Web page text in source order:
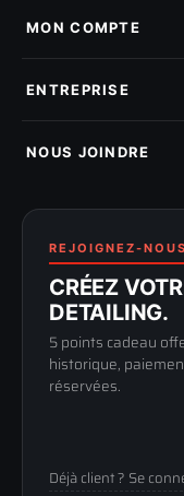
Nos marques
Pads de polissage
Pièces détachées
MON COMPTE
Mes tickets SAV
Mon parrainage
Programme fidelite
ENTREPRISE
Compte pro
Politique de retour
Conditions générales
Mentions légales
Confidentialité
NOUS JOINDRE
89100 SENS
03 73 61 02 02
Lun-Ven
9h-12h / 14h-17h
REJOIGNEZ-NOUS
CRÉEZ
DETAILING.
5 points cadeau
historique,
réservées.
Déjà client ? Se